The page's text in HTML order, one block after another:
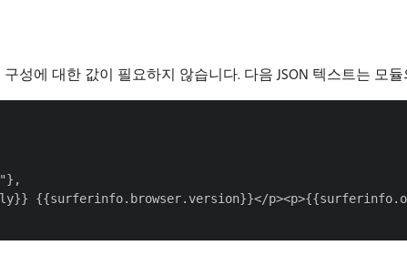
성에 대한 값이 필요하지 않습니다. 다음 JSON 텍스트는 모
{{surferinfo.browser.version}}</